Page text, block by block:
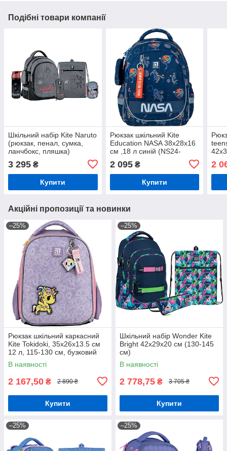
Подібні товари компанії
Шкільний набір Kite Naruto
(рюкзак, пенал, сумка,
ланчбокс, пляшка)
SET_NR24-700M
3 295 ₴
Купити
Рюкзак шкільний Kite
Education NASA 38x28x16
см ,18 л синій (NS24-
2 095₴
Купити
2
Акційні пропозиції та новинки
–25%
Рюкзак шкільний каркасний
Kite Tokidoki, 35x26x13.5 см
12 л, 115-130 см, бузковий
(TK24-555S)
В наявності
2 167,50 ₴ 2 890 ₴
Купити
–25%
Шкільний набір Wonder Kite
Bright 42х29х20 см (130-145
см)
В наявності
2 778,75 ₴ 3 705 ₴
Купити
–25% –25%